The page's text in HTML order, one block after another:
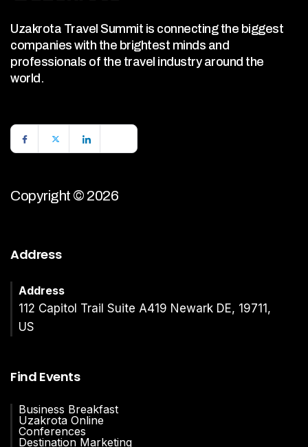
Uzakrota Travel Summit is connecting the biggest
companies with the brightest minds and
professionals of the travel industry around the
world.
Copyright © 2026
Address
Address
112 Capitol Trail Suite A419 Newark DE, 19711,
US
Find Events
Business Breakfast
Uzakrota Online
Conferences
Destination Marketing